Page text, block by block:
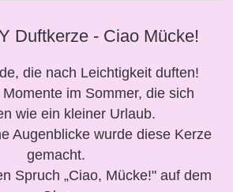
Duftkerze - Ciao Mücke!
die nach Leichtigkeit duften!
im Sommer, die sich
wie ein kleiner Urlaub.
Augenblicke wurde diese Kerze
gemacht.
Spruch „Ciao, Mücke!" auf dem